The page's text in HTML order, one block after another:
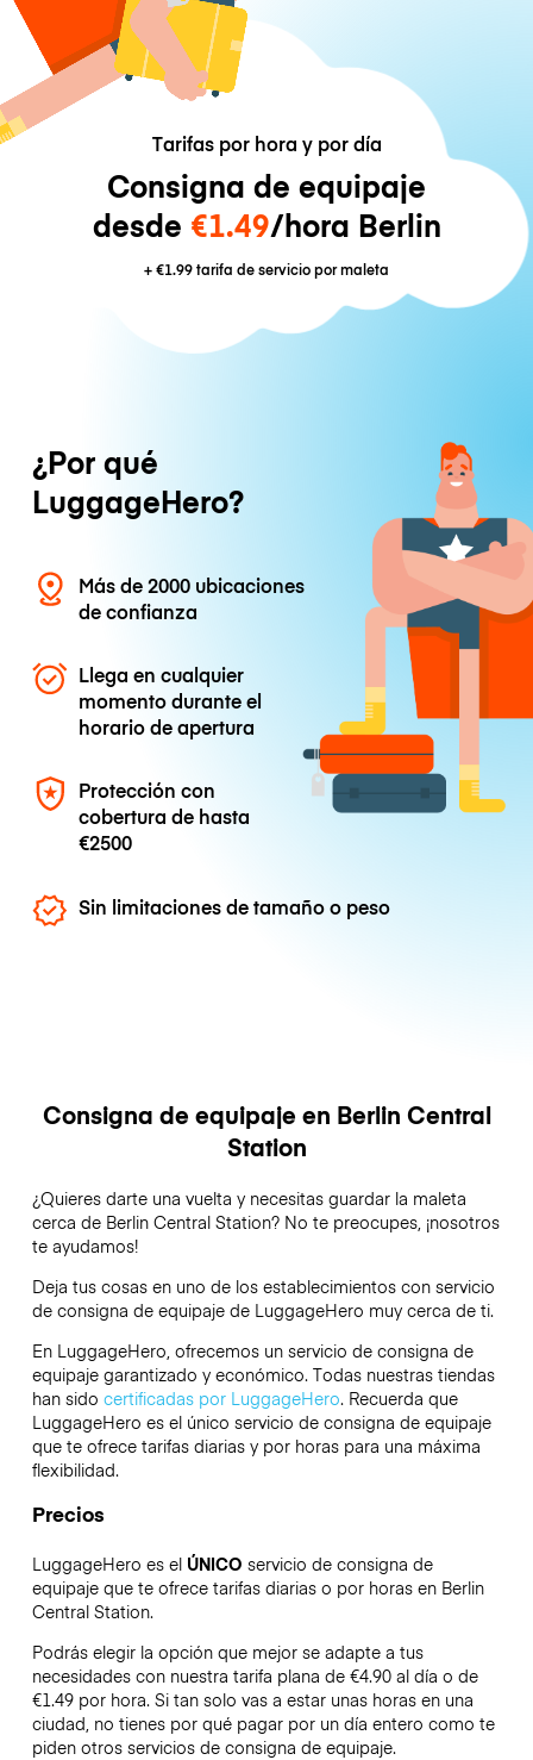
Tarifas por hora y por día
Consigna de equipaje
desde €1.49/hora Berlin
+€1.99tarifa de servicio por maleta
¿Por qué
LuggageHero?
Más de 2000 ubicaciones
de confianza
Llega en cualquier
momento durante el
horario de apertura
Protección con
cobertura de hasta
€2500
Sin limitaciones de tamaño o peso
Consigna de equipaje en Berlin Central
Station
¿Quieres darte una vuelta y necesitas guardar la maleta
cerca de Berlin Central Station? No te preocupes, ¡nosotros
te ayudamos!
Deja tus cosas en uno de los establecimientos con servicio
de consigna de equipaje de LuggageHero muy cerca de ti.
En LuggageHero, ofrecemos un servicio de consigna de
equipaje garantizado y económico. Todas nuestras tiendas
han sido certificadas por LuggageHero. Recuerda que
LuggageHero es el único servicio de consigna de equipaje
que te ofrece tarifas diarias y por horas para una máxima
flexibilidad.
Precios
LuggageHero es el ÚNICO servicio de consigna de
equipaje que te ofrece tarifas diarias o por horas en Berlin
Central Station.
Podrás elegir la opción que mejor se adapte a tus
necesidades con nuestra tarifa plana de €4.90 al día o de
€1.49 por hora. Si tan solo vas a estar unas horas en una
ciudad, no tienes por qué pagar por un día entero como te
piden otros servicios de consigna de equipaje.